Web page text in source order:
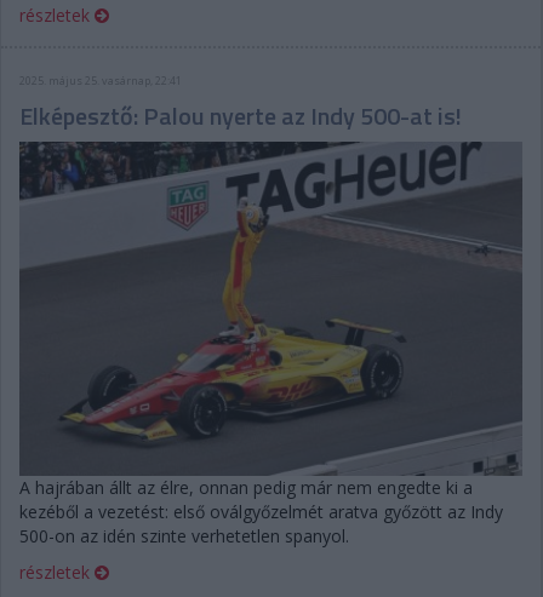
részletek
2025. május 25. vasárnap, 22:41
Elképesztő: Palou nyerte az Indy 500-at is!
A hajrában állt az élre, onnan pedig már nem engedte ki a
kezéből a vezetést: első oválgyőzelmét aratva győzött az Indy
500-on az idén szinte verhetetlen spanyol.
részletek